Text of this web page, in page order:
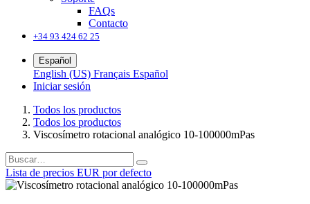
FAQs
Contacto
+34 93 424 62 25
Español
English (US) Français Español
Iniciar sesión
Todos los productos
Todos los productos
Viscosímetro rotacional analógico 10-100000mPas
Lista de precios EUR por defecto